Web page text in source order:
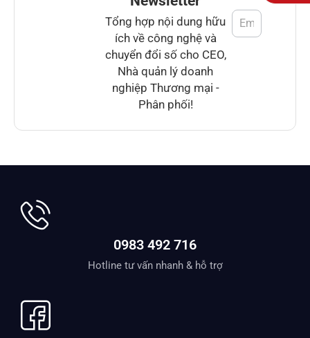
Tổng hợp nội dung hữu
ích về công nghệ và
chuyển đổi số cho CEO,
Nhà quản lý doanh
nghiệp Thương mại -
Phân phối!
0983 492 716
Hotline tư vấn nhanh & hỗ trợ